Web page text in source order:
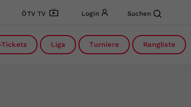
ÖTV TV Login Suchen
Tickets Liga Turniere Rangliste